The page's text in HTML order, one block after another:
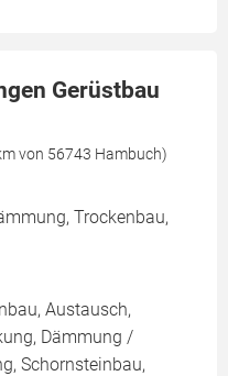
Gerüstbau
von 56743 Hambuch)
Trockenbau,
Austausch,
Dämmung /
Schornsteinbau,